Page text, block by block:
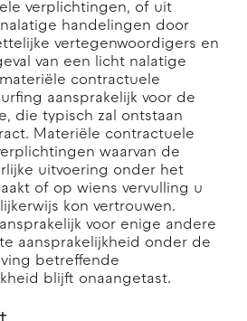
verplichtingen, of uit
handelingen door
vertegenwoordigers en
van een licht nalatige
contractuele
aansprakelijk voor de
die typisch zal ontstaan
Materiële contractuele
waarvan de
uitvoering onder het
of op wiens vervulling u
kon vertrouwen.
voor enige andere
aansprakelijkheid onder de
betreffende
blijft onaangetast.